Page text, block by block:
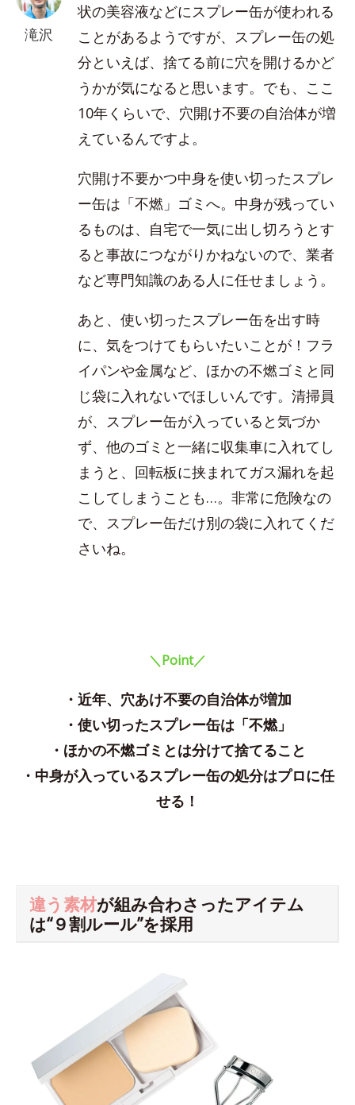
滝沢
状の美容液などにスプレー缶が使われる
ことがあるようですが、スプレー缶の処
分といえば、捨てる前に穴を開けるかど
うかが気になると思います。でも、ここ
10年くらいで、穴開け不要の自治体が増
えているんですよ。
穴開け不要かつ中身を使い切ったスプレ
ー缶は「不燃」ゴミへ。中身が残ってい
るものは、自宅で一気に出し切ろうとす
ると事故につながりかねないので、業者
など専門知識のある人に任せましょう。
あと、使い切ったスプレー缶を出す時
に、気をつけてもらいたいことが！フラ
イパンや金属など、ほかの不燃ゴミと同
じ袋に入れないでほしいんです。清掃員
が、スプレー缶が入っていると気づか
ず、他のゴミと一緒に収集車に入れてし
まうと、回転板に挟まれてガス漏れを起
こしてしまうことも…。非常に危険なの
で、スプレー缶だけ別の袋に入れてくだ
さいね。
＼Point／
・近年、穴あけ不要の自治体が増加
・使い切ったスプレー缶は「不燃」
・ほかの不燃ゴミとは分けて捨てること
・中身が入っているスプレー缶の処分はプロに任
せる！
違う素材が組み合わさったアイテム
は“９割ルール”を採用